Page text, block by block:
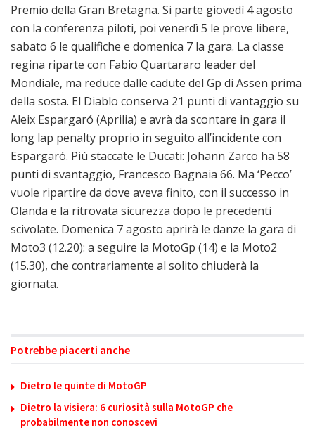
Premio della Gran Bretagna. Si parte giovedì 4 agosto
con la conferenza piloti, poi venerdì 5 le prove libere,
sabato 6 le qualifiche e domenica 7 la gara. La classe
regina riparte con Fabio Quartararo leader del
Mondiale, ma reduce dalle cadute del Gp di Assen prima
della sosta. El Diablo conserva 21 punti di vantaggio su
Aleix Espargaró (Aprilia) e avrà da scontare in gara il
long lap penalty proprio in seguito all’incidente con
Espargaró. Più staccate le Ducati: Johann Zarco ha 58
punti di svantaggio, Francesco Bagnaia 66. Ma ‘Pecco’
vuole ripartire da dove aveva finito, con il successo in
Olanda e la ritrovata sicurezza dopo le precedenti
scivolate. Domenica 7 agosto aprirà le danze la gara di
Moto3 (12.20): a seguire la MotoGp (14) e la Moto2
(15.30), che contrariamente al solito chiuderà la
giornata.
Potrebbe piacerti anche
Dietro le quinte di MotoGP
Dietro la visiera: 6 curiosità sulla MotoGP che
probabilmente non conoscevi